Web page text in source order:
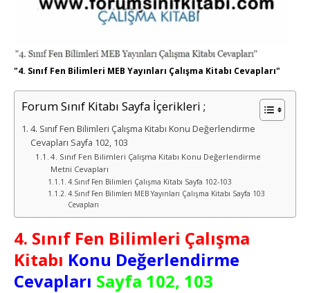
"4. Sınıf Fen Bilimleri MEB Yayınları Çalışma Kitabı Cevapları"
Forum Sınıf Kitabı Sayfa İçerikleri ;
4. Sınıf Fen Bilimleri Çalışma Kitabı Konu Değerlendirme
Cevapları Sayfa 102, 103
4. Sınıf Fen Bilimleri Çalışma Kitabı Konu Değerlendirme
Metni Cevapları
4.Sınıf Fen Bilimleri Çalışma Kitabı Sayfa 102-103
4.Sınıf Fen Bilimleri MEB Yayınları Çalışma Kitabı Sayfa 103
Cevapları
4. Sınıf Fen Bilimleri Çalışma
Kitabı Konu Değerlendirme
Cevapları Sayfa 102, 103